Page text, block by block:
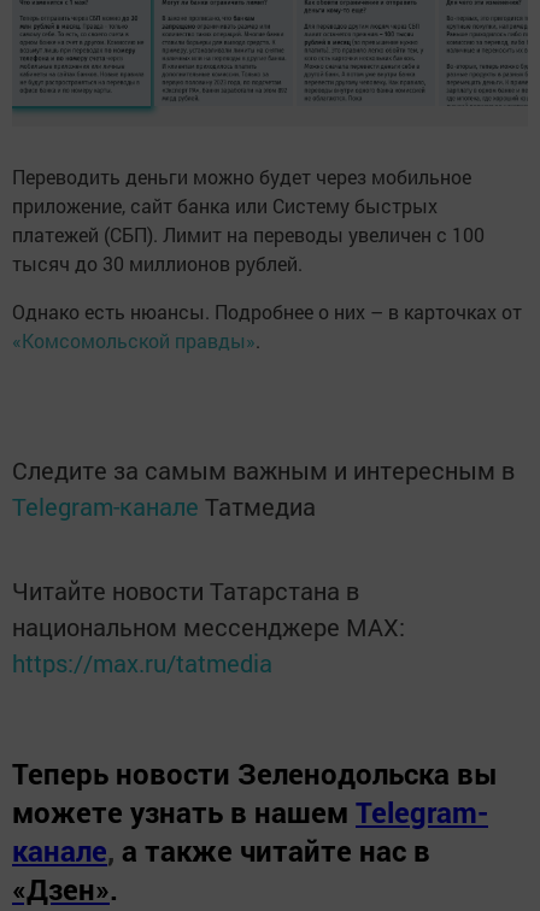
Переводить деньги можно будет через мобильное
приложение, сайт банка или Систему быстрых
платежей (СБП). Лимит на переводы увеличен с 100
тысяч до 30 миллионов рублей.
Однако есть нюансы. Подробнее о них – в карточках от
«Комсомольской правды».
Следите за самым важным и интересным в
Telegram-канале Татмедиа
Читайте новости Татарстана в
национальном мессенджере MАХ:
https://max.ru/tatmedia
Теперь новости Зеленодольска вы
можете узнать в нашем Telegram-
канале, а также читайте нас в
«Дзен».